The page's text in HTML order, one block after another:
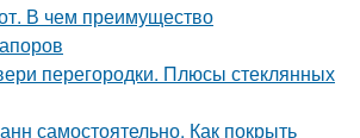
В чем преимущество
перегородки. Плюсы стеклянных
самостоятельно. Как покрыть